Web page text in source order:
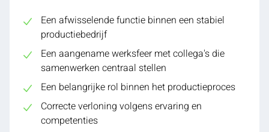
Een afwisselende functie binnen een stabiel
productiebedrijf
Een aangename werksfeer met collega's die
samenwerken centraal stellen
Een belangrijke rol binnen het productieproces
Correcte verloning volgens ervaring en
competenties